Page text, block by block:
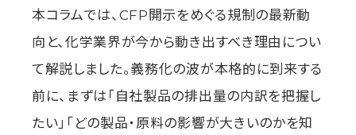
本コラムでは、CFP開示をめぐる規制の最新動
向と、化学業界が今から動き出すべき理由につい
て解説しました。義務化の波が本格的に到来する
前に、まずは「自社製品の排出量の内訳を把握し
たい」「どの製品・原料の影響が大きいのかを知